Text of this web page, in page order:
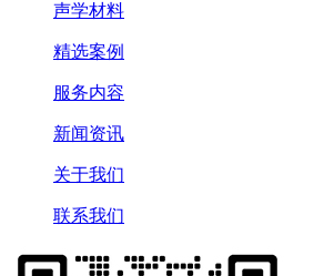
声学材料
精选案例
服务内容
新闻资讯
关于我们
联系我们